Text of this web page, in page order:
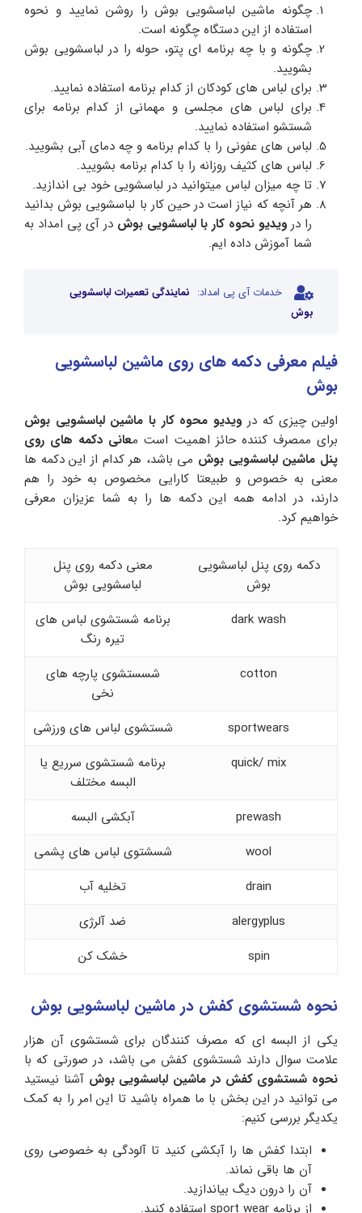
چگونه ماشین لباسشویی بوش را روشن نمایید و نحوه
استفاده از این دستگاه چگونه است.
چگونه و با چه برنامه ای پتو، حوله را در لباسشویی بوش
بشویید.
برای لباس های کودکان از کدام برنامه استفاده نمایید.
برای لباس های مجلسی و مهمانی از کدام برنامه برای
شستشو استفاده نمایید.
لباس های عفونی را با کدام برنامه و چه دمای آبی بشویید.
لباس های کثیف روزانه را با کدام برنامه بشویید.
تا چه میزان لباس میتوانید در لباسشویی خود بی اندازید.
هر آنچه که نیاز است در حین کار با لباسشویی بوش بدانید
را در ویدیو نحوه کار با لباسشویی بوش در آی پی امداد به
شما آموزش داده ایم.
خدمات آی پی امداد: نمایندگی تعمیرات لباسشویی
بوش
فیلم معرفی دکمه های روی ماشین لباسشویی
بوش
اولین چیزی که در ویدیو محوه کار با ماشین لباسشویی بوش
برای ممصرف کننده حائز اهمیت است معانی دکمه های روی
پنل ماشین لباسشویی بوش می باشد، هر کدام از این دکمه ها
معنی به خصوص و طبیعتا کارایی مخصوص به خود را هم
دارند، در ادامه همه این دکمه ها را به شما عزیزان معرفی
خواهیم کرد.
دکمه روی پنل لباسشویی
بوش
معنی دکمه روی پنل
لباسشویی بوش
dark wash
برنامه شستشوی لباس های
تیره رنگ
cotton
شسستشوی پارچه های
نخی
sportwears
شستشوی لباس های ورزشی
quick/ mix
برنامه شستشوی سرریع یا
البسه مختلف
prewash
آبکشی البسه
wool
شسشتوی لباس های پشمی
drain
تخلیه آب
alergyplus
ضد آلرژی
spin
خشک کن
نحوه شستشوی کفش در ماشین لباسشویی بوش
یکی از البسه ای که مصرف کنندگان برای شستشوی آن هزار
علامت سوال دارند شستشوی کفش می باشد، در صورتی که با
نحوه شستشوی کفش در ماشین لباسشویی بوش آشنا نیستید
می توانید در این بخش با ما همراه باشید تا این امر را به کمک
یکدیگر بررسی کنیم:
ابتدا کفش ها را آبکشی کنید تا آلودگی به خصوصی روی
آن ها باقی نماند.
آن را درون دیگ بیاندازید.